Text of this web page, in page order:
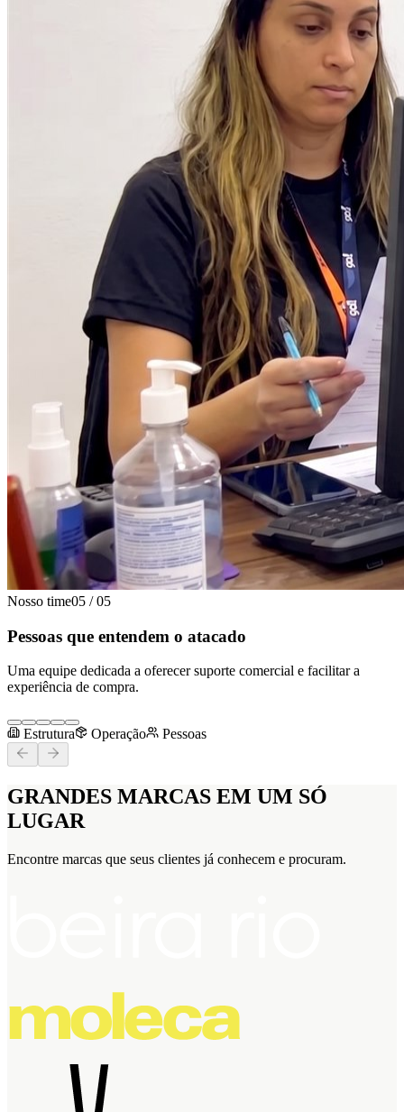
Nosso time05 / 05
Pessoas que entendem o atacado
Uma equipe dedicada a oferecer suporte comercial e facilitar a
experiência de compra.
Estrutura Operação Pessoas
GRANDES MARCAS EM UM SÓ
LUGAR
Encontre marcas que seus clientes já conhecem e procuram.